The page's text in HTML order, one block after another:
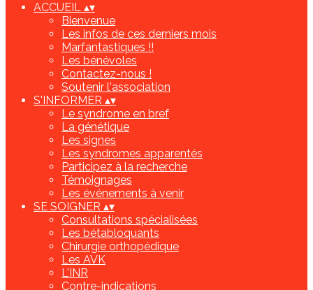
ACCUEIL ▴▾
Bienvenue
Les infos de ces derniers mois
Marfantastiques !!
Les bénévoles
Contactez-nous !
Soutenir l'association
S'INFORMER ▴▾
Le syndrome en bref
La génétique
Les signes
Les syndromes apparentés
Participez à la recherche
Témoignages
Les événements à venir
SE SOIGNER ▴▾
Consultations spécialisées
Les bétabloquants
Chirurgie orthopédique
Les AVK
L'INR
Contre-indications